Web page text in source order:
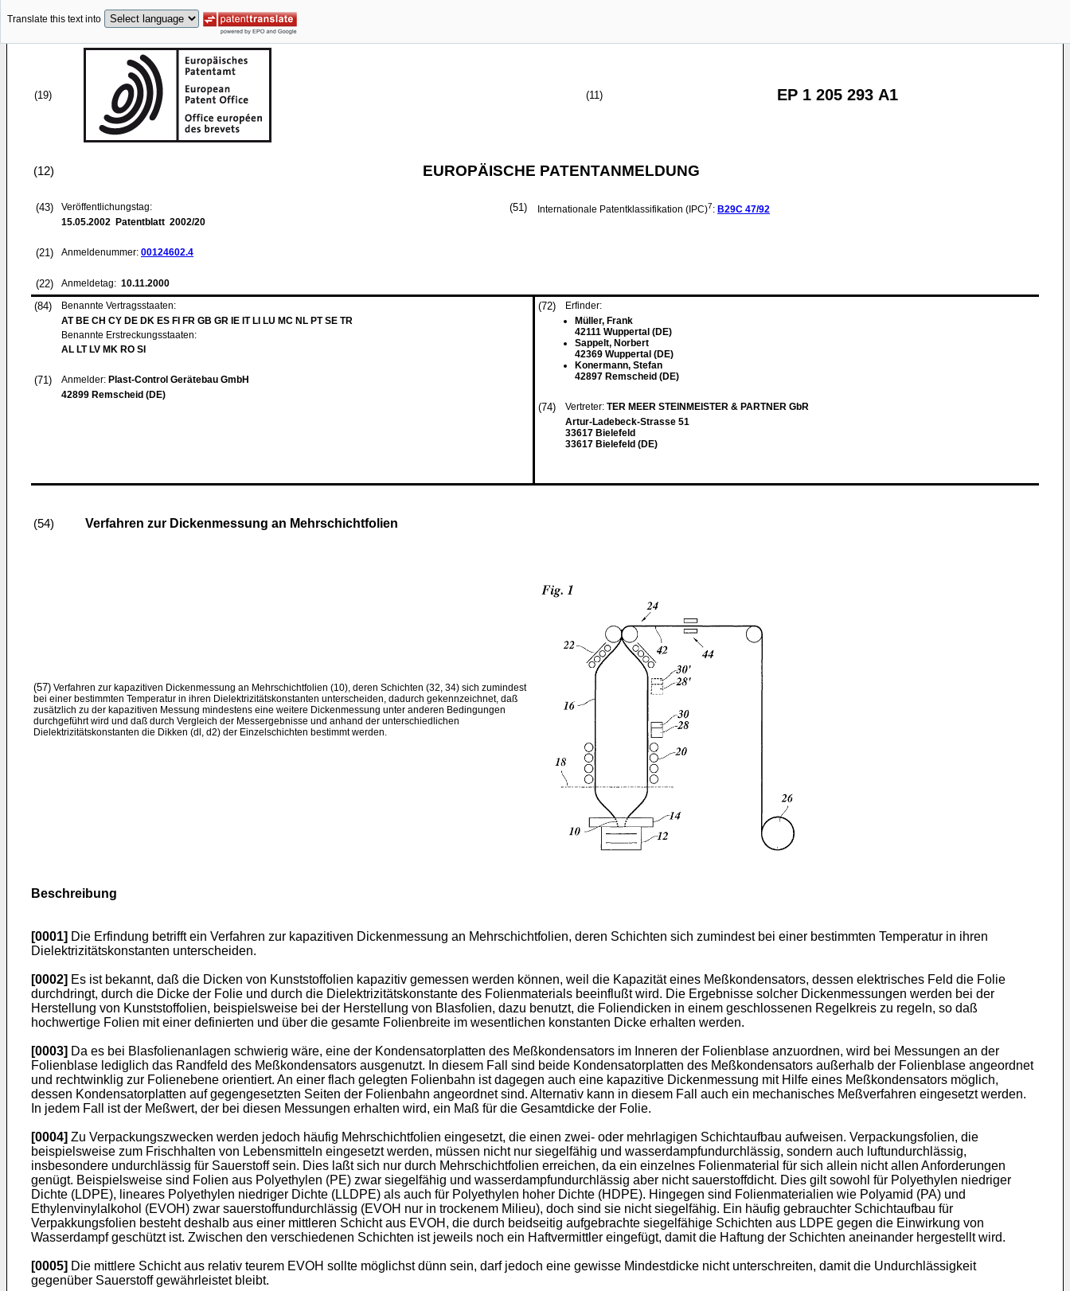
Translate this text into
(19) (11) EP 1 205 293 A1
(12) EUROPÄISCHE PATENTANMELDUNG
(43)
Veröffentlichungstag:
15.05.2002 Patentblatt 2002/20
(21) Anmeldenummer: 00124602.4
(22) Anmeldetag: 10.11.2000
(51) Internationale Patentklassifikation (IPC)7: B29C 47/92
(84)
Benannte Vertragsstaaten:
AT BE CH CY DE DK ES FI FR GB GR IE IT LI LU MC NL PT SE TR
Benannte Erstreckungsstaaten:
AL LT LV MK RO SI
(71) Anmelder: Plast-Control Gerätebau GmbH
42899 Remscheid (DE)
(72)
Erfinder:
Müller, Frank
42111 Wuppertal (DE)
Sappelt, Norbert
42369 Wuppertal (DE)
Konermann, Stefan
42897 Remscheid (DE)
(74) Vertreter: TER MEER STEINMEISTER & PARTNER GbR
Artur-Ladebeck-Strasse 51
33617 Bielefeld
33617 Bielefeld (DE)
(54) Verfahren zur Dickenmessung an Mehrschichtfolien
(57) Verfahren zur kapazitiven Dickenmessung an Mehrschichtfolien (10), deren Schichten (32, 34) sich zumindest
bei einer bestimmten Temperatur in ihren Dielektrizitätskonstanten unterscheiden, dadurch gekennzeichnet, daß
zusätzlich zu der kapazitiven Messung mindestens eine weitere Dickenmessung unter anderen Bedingungen
durchgeführt wird und daß durch Vergleich der Messergebnisse und anhand der unterschiedlichen
Dielektrizitätskonstanten die Dikken (dl, d2) der Einzelschichten bestimmt werden.
Beschreibung
[0001] Die Erfindung betrifft ein Verfahren zur kapazitiven Dickenmessung an Mehrschichtfolien, deren Schichten sich zumindest bei einer bestimmten Temperatur in ihren
Dielektrizitätskonstanten unterscheiden.
[0002] Es ist bekannt, daß die Dicken von Kunststoffolien kapazitiv gemessen werden können, weil die Kapazität eines Meßkondensators, dessen elektrisches Feld die Folie
durchdringt, durch die Dicke der Folie und durch die Dielektrizitätskonstante des Folienmaterials beeinflußt wird. Die Ergebnisse solcher Dickenmessungen werden bei der
Herstellung von Kunststoffolien, beispielsweise bei der Herstellung von Blasfolien, dazu benutzt, die Foliendicken in einem geschlossenen Regelkreis zu regeln, so daß
hochwertige Folien mit einer definierten und über die gesamte Folienbreite im wesentlichen konstanten Dicke erhalten werden.
[0003] Da es bei Blasfolienanlagen schwierig wäre, eine der Kondensatorplatten des Meßkondensators im Inneren der Folienblase anzuordnen, wird bei Messungen an der
Folienblase lediglich das Randfeld des Meßkondensators ausgenutzt. In diesem Fall sind beide Kondensatorplatten des Meßkondensators außerhalb der Folienblase angeordnet
und rechtwinklig zur Folienebene orientiert. An einer flach gelegten Folienbahn ist dagegen auch eine kapazitive Dickenmessung mit Hilfe eines Meßkondensators möglich,
dessen Kondensatorplatten auf gegengesetzten Seiten der Folienbahn angeordnet sind. Alternativ kann in diesem Fall auch ein mechanisches Meßverfahren eingesetzt werden.
In jedem Fall ist der Meßwert, der bei diesen Messungen erhalten wird, ein Maß für die Gesamtdicke der Folie.
[0004] Zu Verpackungszwecken werden jedoch häufig Mehrschichtfolien eingesetzt, die einen zwei- oder mehrlagigen Schichtaufbau aufweisen. Verpackungsfolien, die
beispielsweise zum Frischhalten von Lebensmitteln eingesetzt werden, müssen nicht nur siegelfähig und wasserdampfundurchlässig, sondern auch luftundurchlässig,
insbesondere undurchlässig für Sauerstoff sein. Dies laßt sich nur durch Mehrschichtfolien erreichen, da ein einzelnes Folienmaterial für sich allein nicht allen Anforderungen
genügt. Beispielsweise sind Folien aus Polyethylen (PE) zwar siegelfähig und wasserdampfundurchlässig aber nicht sauerstoffdicht. Dies gilt sowohl für Polyethylen niedriger
Dichte (LDPE), lineares Polyethylen niedriger Dichte (LLDPE) als auch für Polyethylen hoher Dichte (HDPE). Hingegen sind Folienmaterialien wie Polyamid (PA) und
Ethylenvinylalkohol (EVOH) zwar sauerstoffundurchlässig (EVOH nur in trockenem Milieu), doch sind sie nicht siegelfähig. Ein häufig gebrauchter Schichtaufbau für
Verpakkungsfolien besteht deshalb aus einer mittleren Schicht aus EVOH, die durch beidseitig aufgebrachte siegelfähige Schichten aus LDPE gegen die Einwirkung von
Wasserdampf geschützt ist. Zwischen den verschiedenen Schichten ist jeweils noch ein Haftvermittler eingefügt, damit die Haftung der Schichten aneinander hergestellt wird.
[0005] Die mittlere Schicht aus relativ teurem EVOH sollte möglichst dünn sein, darf jedoch eine gewisse Mindestdicke nicht unterschreiten, damit die Undurchlässigkeit
gegenüber Sauerstoff gewährleistet bleibt.